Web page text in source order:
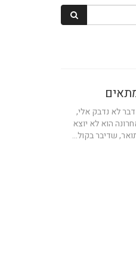
שום דבר לא נדבק אלי,
הוא לא יוצא
שדיבר בקול...